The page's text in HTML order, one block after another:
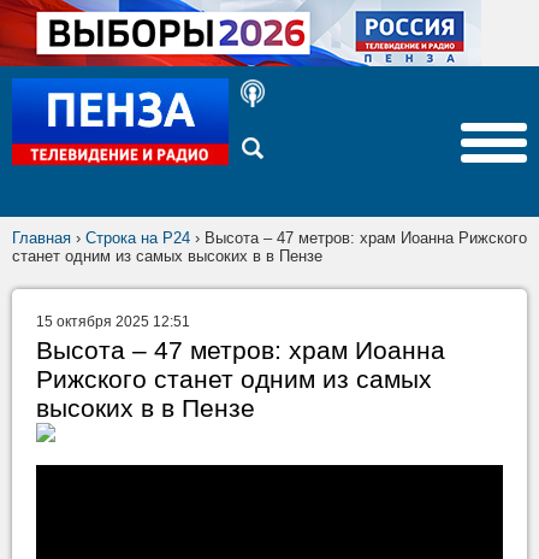
Главная › Строка на Р24 › Высота – 47 метров: храм Иоанна Рижского
станет одним из самых высоких в в Пензе
15 октября 2025 12:51
Высота – 47 метров: храм Иоанна
Рижского станет одним из самых
высоких в в Пензе